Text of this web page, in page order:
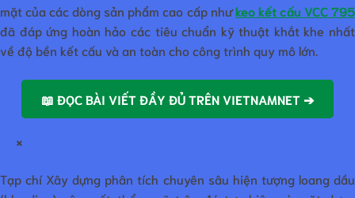
mặt của các dòng sản phẩm cao cấp nhưkeo kết cấu VCC 795
đã đáp ứng hoàn hảo các tiêu chuẩn kỹ thuật khắt khe nhất
về độ bền kết cấu và an toàn cho công trình quy mô lớn.
📖 ĐỌC BÀI VIẾT ĐẦY ĐỦ TRÊN VIETNAMNET ➔
×
Tạp chí Xây dựng phân tích chuyên sâu hiện tượng loang dầu